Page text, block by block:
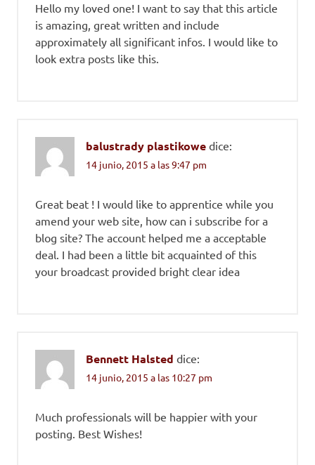
Hello my loved one! I want to say that this article
is amazing, great written and include
approximately all significant infos. I would like to
look extra posts like this.
balustrady plastikowe dice:
14 junio, 2015 a las 9:47 pm
Great beat ! I would like to apprentice while you
amend your web site, how can i subscribe for a
blog site? The account helped me a acceptable
deal. I had been a little bit acquainted of this
your broadcast provided bright clear idea
Bennett Halsted dice:
14 junio, 2015 a las 10:27 pm
Much professionals will be happier with your
posting. Best Wishes!